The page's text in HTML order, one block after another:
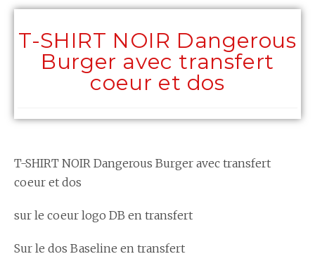
T-SHIRT NOIR Dangerous
Burger avec transfert
coeur et dos
T-SHIRT NOIR Dangerous Burger avec transfert
coeur et dos
sur le coeur logo DB en transfert
Sur le dos Baseline en transfert